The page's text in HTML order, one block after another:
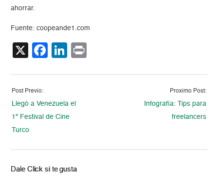
ahorrar.
Fuente: coopeande1.com
X Facebook
LinkedIn
Post Previo:
Llegó a Venezuela el
1º Festival de Cine
Turco
Proximo Post:
Infografía: Tips para
freelancers
Dale Click si te gusta